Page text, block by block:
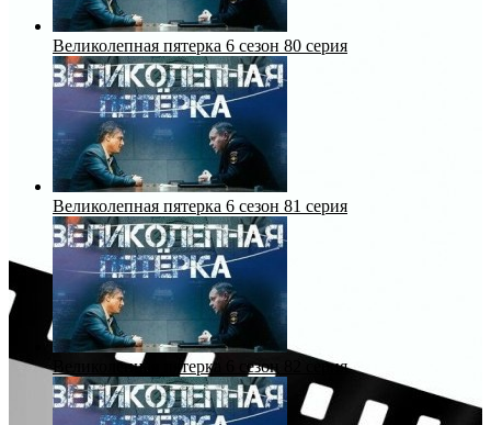
Великолепная пятерка 6 сезон 80 серия
Великолепная пятерка 6 сезон 81 серия
Великолепная пятерка 6 сезон 82 серия